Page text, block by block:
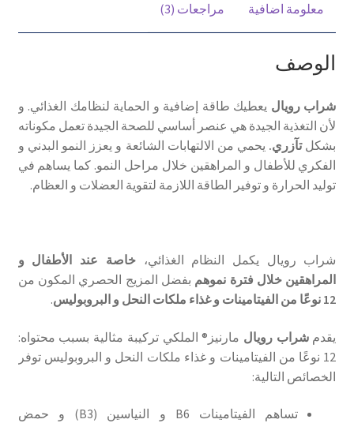
معلومة اضافية مراجعات (3)
الوصف
شراب رويال يعطيك طاقة إضافية و الحماية لنظامك الغذائي. و
لأن التغذية الجيدة هي عنصر أساسي للصحة الجيدة تعمل مكوناته
بشكل تآزري. يحمي من الالتهابات الشائعة و يعزز النمو البدني و
الفكري للأطفال و المراهقين خلال مراحل النمو. كما يساهم في
توليد الحرارة و توفير الطاقة اللازمة لتقوية العضلات و العظام.
شراب رويال يكمل النظام الغذائي،خاصة عند الأطفال و
المراهقين خلال فترة نموهم بفضل المزيج الحصري المكون من
12 نوعًا من الفيتامينات و غذاء ملكات النحل و البروبوليس
.
يقدمشراب رويال مارنيز® الملكي تركيبة مثالية بسبب محتواه:
12 نوعًا من الفيتامينات و غذاء ملكات النحل و البروبوليس توفر
الخصائص التالية:
تساهم الفيتامينات B6 و النياسين (B3) و حمض